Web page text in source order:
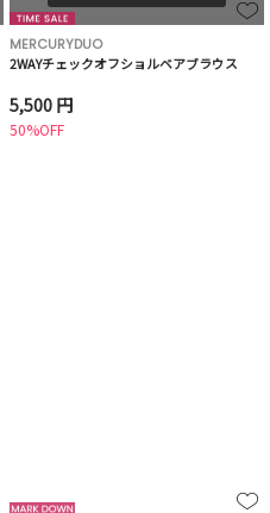
MERCURYDUO
2WAYチェックオフショルベアブラウス
5,500 円
50%OFF